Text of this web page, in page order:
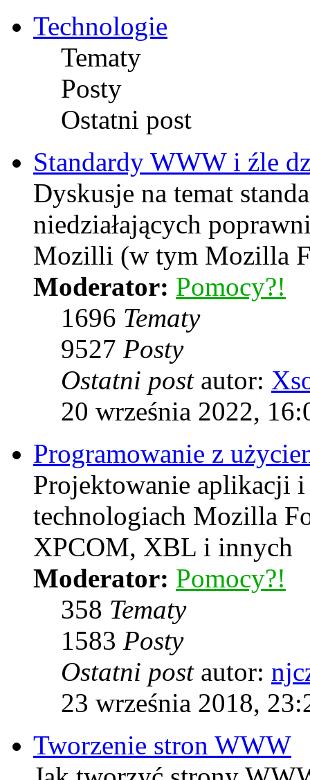
Technologie
Tematy
Posty
Ostatni post
Standardy WWW i źle
Dyskusje na temat
niedziałających
Mozilli (w tym Mozilla
Moderator: Pomocy?!
1696 Tematy
9527 Posty
Ostatni postautor:
20 września 2022,
Programowanie z
Projektowanie aplikacji i
technologiach Mozilla
XPCOM, XBL i innych
Moderator: Pomocy?!
358 Tematy
1583 Posty
Ostatni postautor:
23 września 2018,
Tworzenie stron WWW